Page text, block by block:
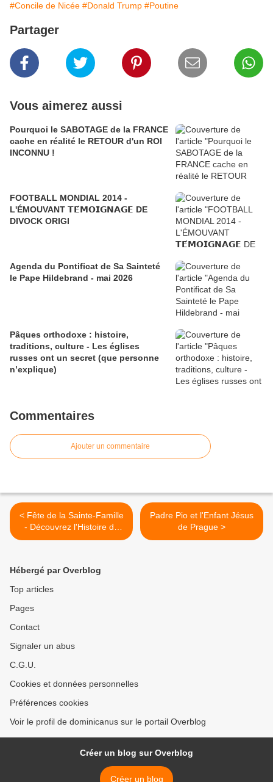
#Concile de Nicée #Donald Trump #Poutine
Partager
Vous aimerez aussi
Pourquoi le SABOTAGE de la FRANCE
cache en réalité le RETOUR d'un ROI
INCONNU !
FOOTBALL MONDIAL 2014 -
L'ÉMOUVANT 𝗧𝗘́𝗠𝗢𝗜𝗚𝗡𝗔𝗚𝗘 DE
DIVOCK ORIGI
Agenda du Pontificat de Sa Sainteté
le Pape Hildebrand - mai 2026
Pâques orthodoxe : histoire,
traditions, culture - Les églises
russes ont un secret (que personne
n’explique)
Commentaires
Ajouter un commentaire
< Fête de la Sainte-Famille
- Découvrez l'Histoire de
l'Enfant Jésus de Prague
Padre Pio et l'Enfant Jésus
de Prague >
Hébergé par Overblog
Top articles
Pages
Contact
Signaler un abus
C.G.U.
Cookies et données personnelles
Préférences cookies
Voir le profil de dominicanus sur le portail Overblog
Créer un blog sur Overblog
Créer un blog